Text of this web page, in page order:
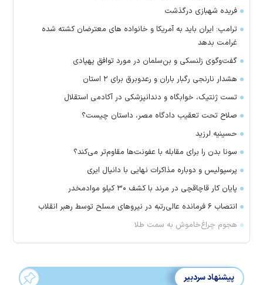
فریده شهبازی درگذشت
ترامپ: ایران باید به آمریکا و خانواده های معترضان کشته شده
غرامت بدهد
گفت‌وگوی زلنسکی و بن‌سلمان در مورد توافق پهپادی
هشدار نارنجی رگبار باران و رعدوبرق برای ۲ استان
تست ژنتیک، خوابگاه و دندانپزشکی در آکادمی استقلال
صلاح تحت تعقیب دادگاه مصر، داستان چیست؟
حسینیه لرزید
سونا بدن را برای مقابله با عفونت‌ها مقاوم‌تر می‌کند؟
پرسپولیس و دوباره مذاکرات نهایی با دانیال ایری
پایان کار قاچاقچی در مرند با کشف ۳۰ کیلو موادمخدر
انتصاب ۶ فرمانده عالی‌رتبه در نیروهای مسلح توسط رهبر انقلاب
هجوم چراغ‌خاموش به سمت طلا
پیشنهاد سردبیر